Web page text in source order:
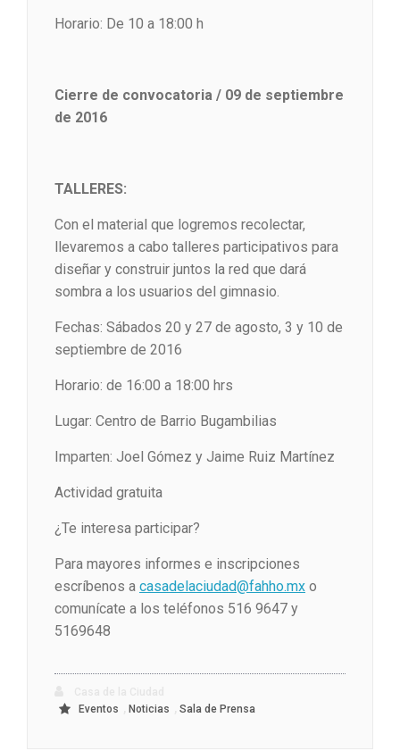
Horario: De 10 a 18:00 h
Cierre de convocatoria / 09 de septiembre
de 2016
TALLERES:
Con el material que logremos recolectar,
llevaremos a cabo talleres participativos para
diseñar y construir juntos la red que dará
sombra a los usuarios del gimnasio.
Fechas: Sábados 20 y 27 de agosto, 3 y 10 de
septiembre de 2016
Horario: de 16:00 a 18:00 hrs
Lugar: Centro de Barrio Bugambilias
Imparten: Joel Gómez y Jaime Ruiz Martínez
Actividad gratuita
¿Te interesa participar?
Para mayores informes e inscripciones
escríbenos a casadelaciudad@fahho.mx o
comunícate a los teléfonos 516 9647 y
5169648
Eventos
Noticias Sala de Prensa